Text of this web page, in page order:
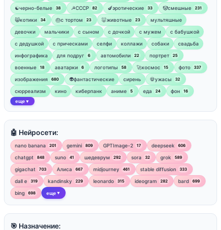
☯︎черно-белые 38 ☭СССР 82 🍆эротические 33 🤡смешные 231
😸котики 34 🎂с тортом 23 🐷животные 23
мультяшные
девочки
мальчики с сыном с дочкой с мужем
с бабушкой
с дедушкой
с прическами селфи коллажи собаки
свадьба
инфографика
для подруг 6 автомобили 22 портрет 25
военные 18 аватарки 6 логотипы 58 🚀космос 15 фото 337
изображения 680 👽фантастические сирень 💀ужасы 32
сюрреализм кино киберпанк аниме 5 еда 24 фон 16
еще ▼
🤖 Нейросети:
nano banana 201 gemini 809 GPTImage-2 17 deepseek 606
chatgpt 848 suno 41 шедеврум 292 sora 32 grok 589
gigachat 703 Алиса 667 midjourney 461 stable diffusion 333
dall e 319 kandinsky 229 leonardo 315 ideogram 282 bard 699
bing 698 еще ▼
🎯 Назначение: